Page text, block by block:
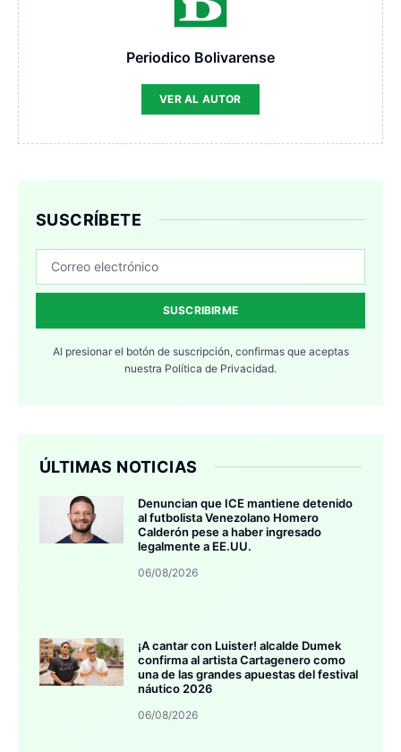
Periodico Bolivarense
VER AL AUTOR
SUSCRÍBETE
SUSCRIBIRME
Al presionar el botón de suscripción, confirmas que aceptas
nuestra Política de Privacidad.
ÚLTIMAS NOTICIAS
Denuncian que ICE mantiene detenido
al futbolista Venezolano Homero
Calderón pese a haber ingresado
legalmente a EE.UU.
06/08/2026
¡A cantar con Luister! alcalde Dumek
confirma al artista Cartagenero como
una de las grandes apuestas del festival
náutico 2026
06/08/2026